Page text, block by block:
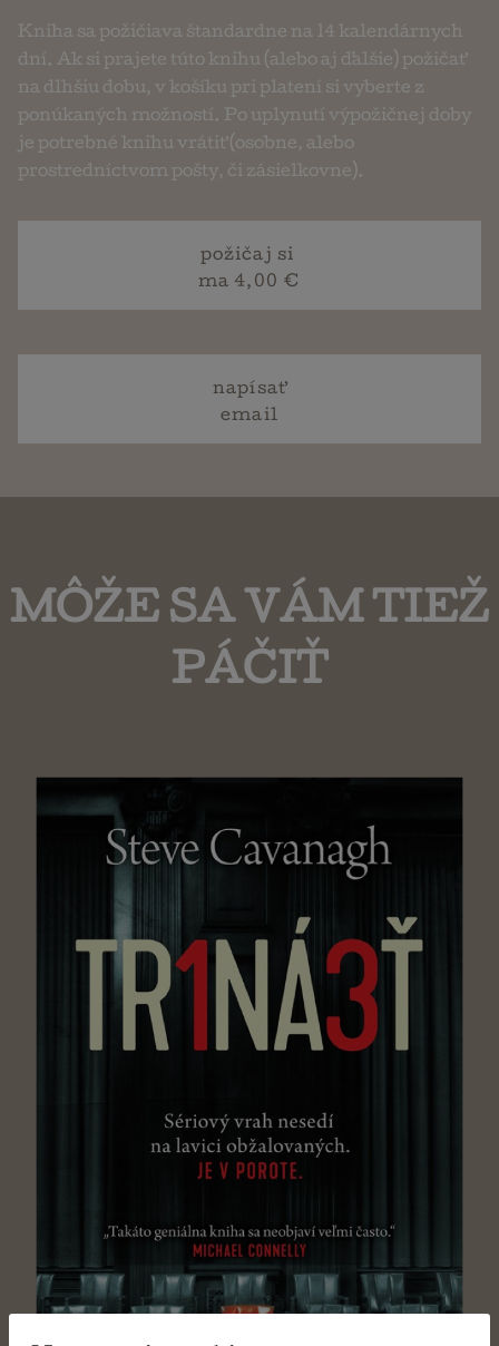
Kniha sa požičiava štandardne na 14 kalendárnych
dní. Ak si prajete túto knihu (alebo aj ďalšie) požičať
na dlhšiu dobu, v košíku pri platení si vyberte z
ponúkaných možností. Po uplynutí výpožičnej doby
je potrebné knihu vrátiť (osobne, alebo
prostredníctvom pošty, či zásielkovne).
požičaj si
ma 4,00 €
napísať
email
MÔŽE SA VÁM TIEŽ
PÁČIŤ